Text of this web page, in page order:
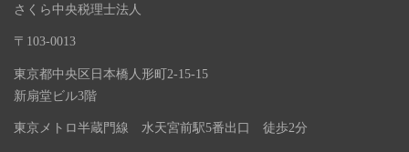
さくら中央税理士法人
〒103-0013
東京都中央区日本橋人形町2-15-15
新扇堂ビル3階
東京メトロ半蔵門線 水天宮前駅5番出口 徒歩2分